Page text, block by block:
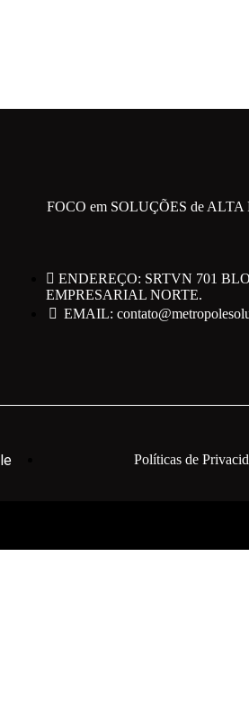
FOCO em SOLUÇÕES de
ENDEREÇO: SRTVN 701
EMPRESARIAL NORTE.
EMAIL:
Políticas de